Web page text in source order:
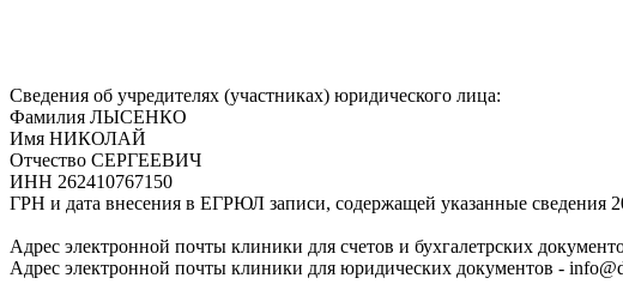
Сведения об учредителях (участниках) юридического лица:
Фамилия ЛЫСЕНКО
Имя НИКОЛАЙ
Отчество СЕРГЕЕВИЧ
ИНН 262410767150
ГРН и дата внесения в ЕГРЮЛ записи, содержащей указанные сведения
Адрес электронной почты клиники для счетов и бухгалетрских
Адрес электронной почты клиники для юридических документов -